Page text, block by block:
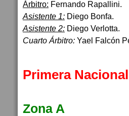
Árbitro: Fernando Rapallini.
Asistente 1: Diego Bonfa.
Asistente 2: Diego Verlotta.
Cuarto Árbitro: Yael Falcón
Primera
Zona A